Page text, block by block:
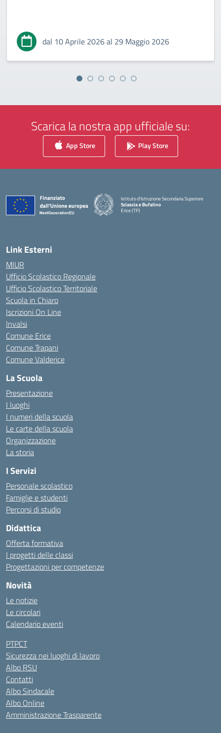
dal 10 Aprile 2026 al 29 Maggio 2026
Scarica la nostra app ufficiale su:
App Store Play Store
Istituto d'Istruzione Secondaria Superiore
Sciascia e Bufalino
Erice (TP)
Link Esterni
MIUR
Ufficio Scolastico Regionale
Ufficio Scolastico Territoriale
Scuola in Chiaro
Iscrizioni On Line
Invalsi
Comune Erice
Comune Trapani
Comune Valderice
La Scuola
Presentazione
I luoghi
I numeri della scuola
Le carte della scuola
Organizzazione
La storia
I Servizi
Personale scolastico
Famiglie e studenti
Percorsi di studio
Didattica
Offerta formativa
I progetti delle classi
Progettazioni per competenze
Novità
Le notizie
Le circolari
Calendario eventi
PTPCT
Sicurezza nei luoghi di lavoro
Albo RSU
Contatti
Albo Sindacale
Albo Online
Amministrazione Trasparente